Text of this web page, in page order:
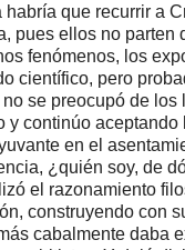
que recurrir a
pues ellos no parten
fenómenos, los
científico, pero
se preocupó de los
y continúo aceptando
en el
¿quién soy, de
el razonamiento
construyendo con
cabalmente daba